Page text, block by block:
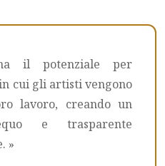
il potenziale per
cui gli artisti vengono
lavoro, creando un
e trasparente
»